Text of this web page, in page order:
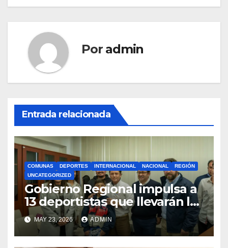
Por admin
Entrada relacionada
COMUNAS DEPORTES INTERNACIONAL NACIONAL
REGIÓN
UNCATEGORIZED
Gobierno Regional impulsa a
13 deportistas que llevarán la
bandera maulina a
competencias
internacionales
MAY 23, 2026 ADMIN